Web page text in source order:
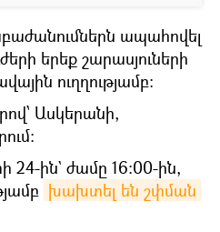
ապահովել
երեք շարասյուների
ուղղությամբ:
Ասկերանի,
24-ին` ժամը 16։00-ին,
խախտել են շփման